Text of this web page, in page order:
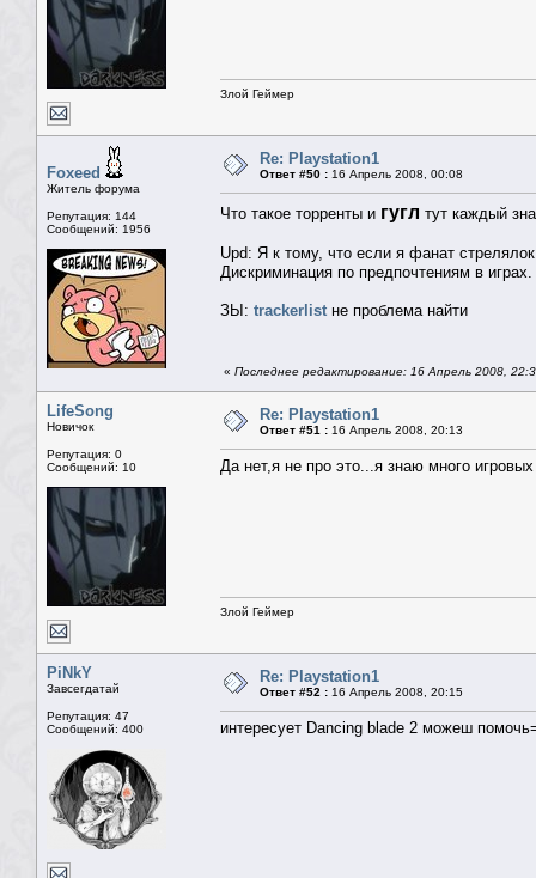
Злой Геймер
Foxeed
Житель форума
Репутация: 144
Сообщений: 1956
Re: Playstation1
Ответ #50 : 16 Апрель 2008, 00:08
Что такое торренты и гугл тут каждый
Upd: Я к тому, что если я фанат
Дискриминация по предпочтениям в играх.
ЗЫ: trackerlist не проблема найти
« Последнее редактирование: 16 Апрель 2008,
LifeSong
Новичок
Репутация: 0
Сообщений: 10
Re: Playstation1
Ответ #51 : 16 Апрель 2008, 20:13
Да нет,я не про это...я знаю много
Злой Геймер
PiNkY
Завсегдатай
Репутация: 47
Сообщений: 400
Re: Playstation1
Ответ #52 : 16 Апрель 2008, 20:15
интересует Dancing blade 2 можеш